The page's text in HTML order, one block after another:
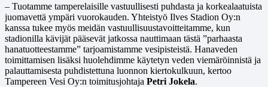
– Tuotamme tamperelaisille vastuullisesti puhdasta ja korkealaatuista
juomavettä ympäri vuorokauden. Yhteistyö Ilves Stadion Oy:n
kanssa tukee myös meidän vastuullisuustavoitteitamme, kun
stadionilla kävijät pääsevät jatkossa nauttimaan tästä ”parhaasta
hanatuotteestamme” tarjoamistamme vesipisteistä. Hanaveden
toimittamisen lisäksi huolehdimme käytetyn veden viemäröinnistä ja
palauttamisesta puhdistettuna luonnon kiertokulkuun, kertoo
Tampereen Vesi Oy:n toimitusjohtaja Petri Jokela.